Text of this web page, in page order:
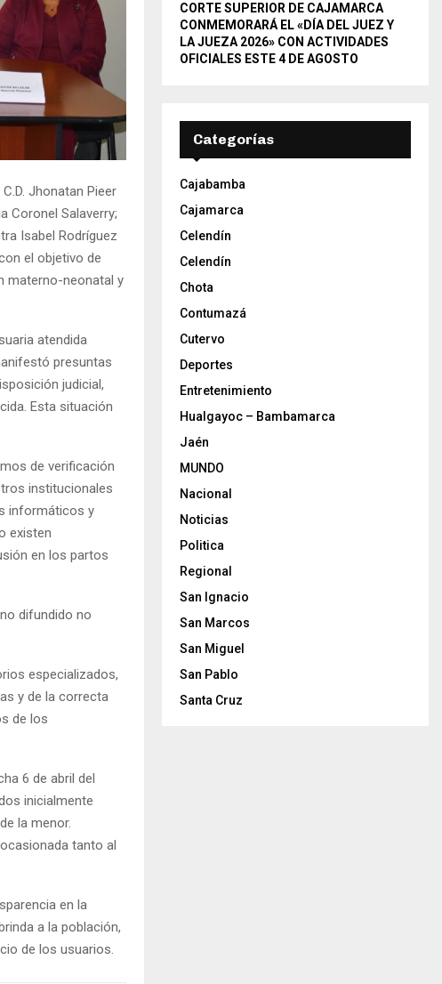
Jhonatan Pieer
Coronel Salaverry;
Isabel Rodríguez
el objetivo de
materno-neonatal y
atendida
presuntas
judicial,
Esta situación
de verificación
institucionales
informáticos y
existen
en los partos
difundido no
especializados,
y de la correcta
de los
6 de abril del
inicialmente
la menor.
tanto al
en la
a la población,
de los usuarios.
CORTE SUPERIOR DE CAJAMARCA
CONMEMORARÁ EL «DÍA DEL JUEZ Y
LA JUEZA 2026» CON ACTIVIDADES
OFICIALES ESTE 4 DE AGOSTO
Categorías
Cajabamba
Cajamarca
Celendín
Celendín
Chota
Contumazá
Cutervo
Deportes
Entretenimiento
Hualgayoc – Bambamarca
Jaén
MUNDO
Nacional
Noticias
Politica
Regional
San Ignacio
San Marcos
San Miguel
San Pablo
Santa Cruz